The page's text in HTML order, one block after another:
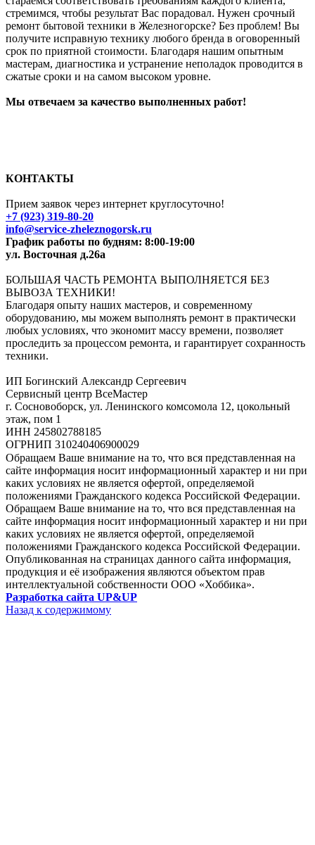
стремимся, чтобы результат Вас порадовал. Нужен срочный
ремонт бытовой техники в Железногорске? Без проблем! Вы
получите исправную технику любого бренда в оговоренный
срок по приятной стоимости. Благодаря нашим опытным
мастерам, диагностика и устранение неполадок проводится в
сжатые сроки и на самом высоком уровне.
Мы отвечаем за качество выполненных работ!
КОНТАКТЫ
Прием заявок через интернет круглосуточно!
+7 (923) 319-80-20
info@service-zheleznogorsk.ru
График работы по будням: 8:00-19:00
ул. Восточная д.26а
БОЛЬШАЯ ЧАСТЬ РЕМОНТА ВЫПОЛНЯЕТСЯ БЕЗ
ВЫВОЗА ТЕХНИКИ!
Благодаря опыту наших мастеров, и современному
оборудованию, мы можем выполнять ремонт в практически
любых условиях, что экономит массу времени, позволяет
проследить за процессом ремонта, и гарантирует сохранность
техники.
ИП Богинский Александр Сергеевич
Сервисный центр ВсеМастер
г. Сосновоборск, ул. Ленинского комсомола 12, цокольный
этаж, пом 1
ИНН 245802788185
ОГРНИП 310240406900029
Обращаем Ваше внимание на то, что вся представленная на
сайте информация носит информационный характер и ни при
каких условиях не является офертой, определяемой
положениями Гражданского кодекса Российской Федерации.
Обращаем Ваше внимание на то, что вся представленная на
сайте информация носит информационный характер и ни при
каких условиях не является офертой, определяемой
положениями Гражданского кодекса Российской Федерации.
Опубликованная на страницах данного сайта информация,
продукция и её изображения являются объектом прав
интеллектуальной собственности ООО «Хоббика».
Разработка сайта UP&UP
Назад к содержимому